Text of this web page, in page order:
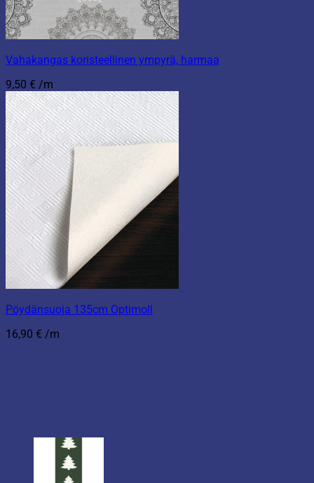
Vahakangas koristeellinen ympyrä, harmaa
9,50 € /m
Pöydänsuoja 135cm Optimoll
16,90 € /m